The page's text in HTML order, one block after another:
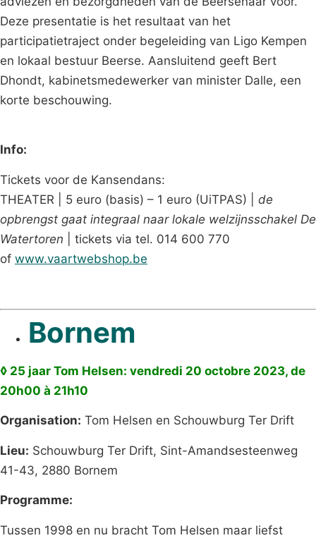
Deze presentatie is het resultaat van het
participatietraject onder begeleiding van Ligo Kempen
en lokaal bestuur Beerse. Aansluitend geeft Bert
Dhondt, kabinetsmedewerker van minister Dalle, een
korte beschouwing.
Info:
Tickets voor de Kansendans:
THEATER | 5 euro (basis) – 1 euro (UiTPAS) | de
opbrengst gaat integraal naar lokale welzijnsschakel De
Watertoren | tickets via tel. 014 600 770
of www.vaartwebshop.be
Bornem
◊ 25 jaar Tom Helsen: vendredi 20 octobre 2023, de
20h00 à 21h10
Organisation: Tom Helsen en Schouwburg Ter Drift
Lieu: Schouwburg Ter Drift, Sint-Amandsesteenweg
41-43, 2880 Bornem
Programme:
Tussen 1998 en nu bracht Tom Helsen maar liefst